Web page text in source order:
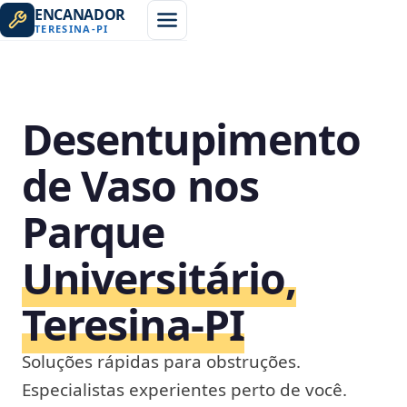
ENCANADOR
TERESINA -PI
Desentupimento
de Vaso nos
Parque
Universitário,
Teresina‑PI
Soluções rápidas para obstruções.
Especialistas experientes perto de você.